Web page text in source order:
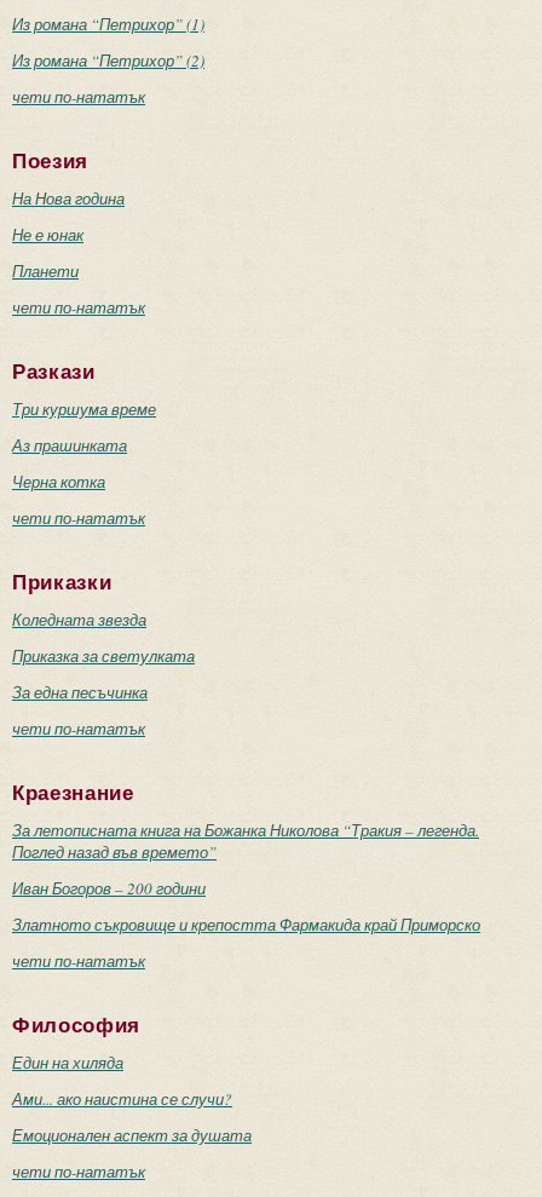
Из романа “Петрихор” (1)
Из романа “Петрихор” (2)
чети по-нататък
Поезия
На Нова година
Не е юнак
Планети
чети по-нататък
Разкази
Три куршума време
Аз прашинката
Черна котка
чети по-нататък
Приказки
Коледната звезда
Приказка за светулката
За една песъчинка
чети по-нататък
Краезнание
За летописната книга на Божанка Николова “Тракия – легенда.
Поглед назад във времето”
Иван Богоров – 200 години
Златното съкровище и крепостта Фармакида край Приморско
чети по-нататък
Философия
Един на хиляда
Ами... ако наистина се случи?
Емоционален аспект за душата
чети по-нататък